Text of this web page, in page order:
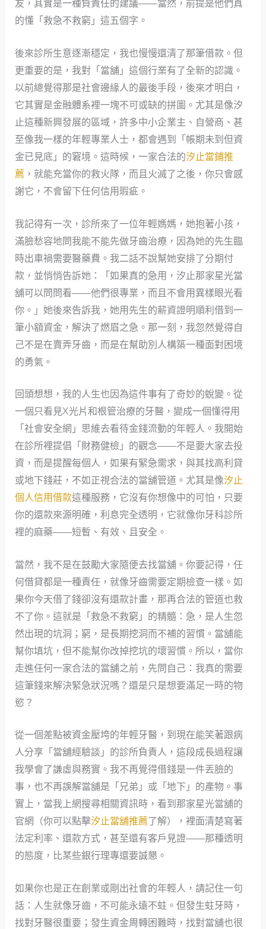
友，其實是一種負責任的建議——當然，前提是他們真
的懂「救急不救窮」這五個字。
後來診所生意逐漸穩定，我也慢慢還清了那筆借款。但
更重要的是，我對「當舖」這個行業有了全新的認識。
以前總覺得那是社會邊緣人的最後手段，後來才明白，
它其實是金融體系裡一塊不可或缺的拼圖。尤其是像汐
止這種新興發展的區域，許多中小企業主、自營商、甚
至像我一樣的年輕專業人士，都會遇到「帳期未到但資
金已見底」的窘境。這時候，一家合法的汐止當鋪推
薦 ，就能充當你的救火隊，而且火滅了之後，你只會感
謝它，不會留下任何信用瑕疵。
我記得有一次，診所來了一位年輕媽媽，她抱著小孩，
滿臉愁容地問我能不能先做牙齒治療，因為她的先生臨
時出車禍需要醫藥費。我二話不說幫她安排了分期付
款，並悄悄告訴她：「如果真的急用，汐止那家星光當
舖可以問問看——他們很專業，而且不會用異樣眼光看
你。」她後來告訴我，她用先生的薪資證明順利借到一
筆小額資金，解決了燃眉之急。那一刻，我忽然覺得自
己不是在賣弄牙齒，而是在幫助別人構築一種面對困境
的勇氣。
回頭想想，我的人生也因為這件事有了奇妙的蛻變。從
一個只看見X光片和根管治療的牙醫，變成一個懂得用
「社會安全網」思維去看待金錢流動的年輕人。我開始
在診所裡提倡「財務健檢」的觀念——不是要大家去投
資，而是提醒每個人，如果有緊急需求，與其找高利貸
或地下錢莊，不如正視合法的當舖管道。尤其是像汐止
個人信用借款這種服務，它沒有你想像中的可怕，只要
你的還款來源明確，利息完全透明，它就像你牙科診所
裡的麻藥——短暫、有效、且安全。
當然，我不是在鼓勵大家隨便去找當舖。你要記得，任
何借貸都是一種責任，就像牙齒需要定期檢查一樣。如
果你今天借了錢卻沒有還款計畫，那再合法的管道也救
不了你。這就是「救急不救窮」的精髓：急，是人生忽
然出現的坑洞；窮，是長期挖洞而不補的習慣。當舖能
幫你填坑，但不能幫你改掉挖坑的壞習慣。所以，當你
走進任何一家合法的當舖之前，先問自己：我真的需要
這筆錢來解決緊急狀況嗎？還是只是想要滿足一時的物
慾？
從一個差點被資金壓垮的年輕牙醫，到現在能笑著跟病
人分享「當舖經驗談」的診所負責人，這段成長過程讓
我學會了謙虛與務實。我不再覺得借錢是一件丟臉的
事，也不再誤解當舖是「兄弟」或「地下」的產物。事
實上，當我上網搜尋相關資訊時，看到那家星光當舖的
官網（你可以點擊汐止當舖推薦了解），裡面清楚寫著
法定利率、還款方式，甚至還有客戶見證——那種透明
的態度，比某些銀行理專還要誠懇。
如果你也是正在創業或剛出社會的年輕人，請記住一句
話：人生就像牙齒，不可能永遠不蛀。但發生蛀牙時，
找對牙醫很重要；發生資金周轉困難時，找對當舖也很